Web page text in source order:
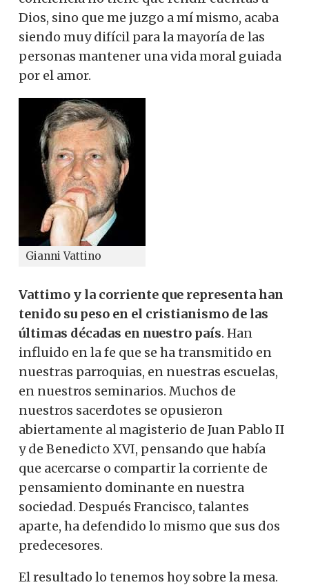
Dios, sino que me juzgo a mí mismo, acaba
siendo muy difícil para la mayoría de las
personas mantener una vida moral guiada
por el amor.
Gianni Vattino
Vattimo y la corriente que representa han
tenido su peso en el cristianismo de las
últimas décadas en nuestro país. Han
influido en la fe que se ha transmitido en
nuestras parroquias, en nuestras escuelas,
en nuestros seminarios. Muchos de
nuestros sacerdotes se opusieron
abiertamente al magisterio de Juan Pablo II
y de Benedicto XVI, pensando que había
que acercarse o compartir la corriente de
pensamiento dominante en nuestra
sociedad. Después Francisco, talantes
aparte, ha defendido lo mismo que sus dos
predecesores.
El resultado lo tenemos hoy sobre la mesa.